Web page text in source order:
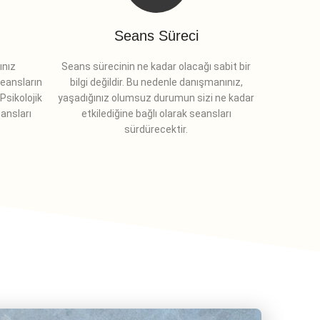
Seans Süreci
Seans sürecinin ne kadar olacağı sabit bir
bilgi değildir. Bu nedenle danışmanınız,
yaşadığınız olumsuz durumun sizi ne kadar
etkilediğine bağlı olarak seansları
sürdürecektir.